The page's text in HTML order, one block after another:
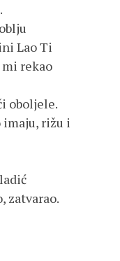
Lao Ti
mi rekao
oboljele.
imaju, rižu i
zatvarao.